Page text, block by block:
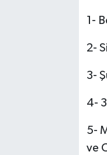
1-
2-
3-
4-
5-
ve